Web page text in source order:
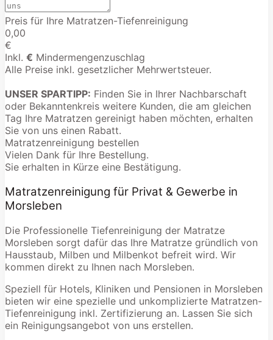
Preis für Ihre Matratzen-Tiefenreinigung
0,00
€
Inkl. € Mindermengenzuschlag
Alle Preise inkl. gesetzlicher Mehrwertsteuer.
UNSER SPARTIPP: Finden Sie in Ihrer Nachbarschaft
oder Bekanntenkreis weitere Kunden, die am gleichen
Tag Ihre Matratzen gereinigt haben möchten, erhalten
Sie von uns einen Rabatt.
Matratzenreinigung bestellen
Vielen Dank für Ihre Bestellung.
Sie erhalten in Kürze eine Bestätigung.
Matratzenreinigung für Privat & Gewerbe in
Morsleben
Die Professionelle Tiefenreinigung der Matratze
Morsleben sorgt dafür das Ihre Matratze gründlich von
Hausstaub, Milben und Milbenkot befreit wird. Wir
kommen direkt zu Ihnen nach Morsleben.
Speziell für Hotels, Kliniken und Pensionen in Morsleben
bieten wir eine spezielle und unkomplizierte Matratzen-
Tiefenreinigung inkl. Zertifizierung an. Lassen Sie sich
ein Reinigungsangebot von uns erstellen.